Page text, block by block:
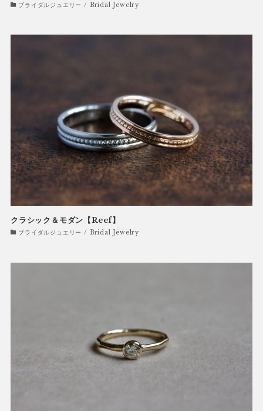
ブライダルジュエリー / Bridal Jewelry
クラシック＆モダン【Reef】
ブライダルジュエリー / Bridal Jewelry